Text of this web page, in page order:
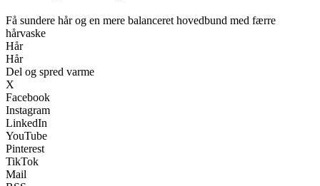
Få sundere hår og en mere balanceret hovedbund med færre
hårvaske
Hår
Hår
Del og spred varme
X
Facebook
Instagram
LinkedIn
YouTube
Pinterest
TikTok
Mail